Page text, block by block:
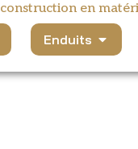
en
Enduits